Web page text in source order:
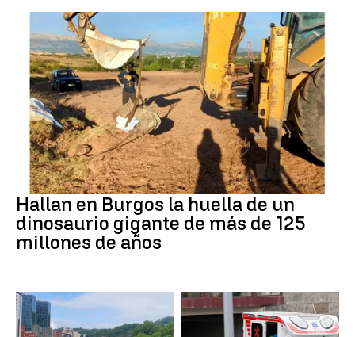
Dinosaurios
Hallan en Burgos la huella de un
dinosaurio gigante de más de 125
millones de años